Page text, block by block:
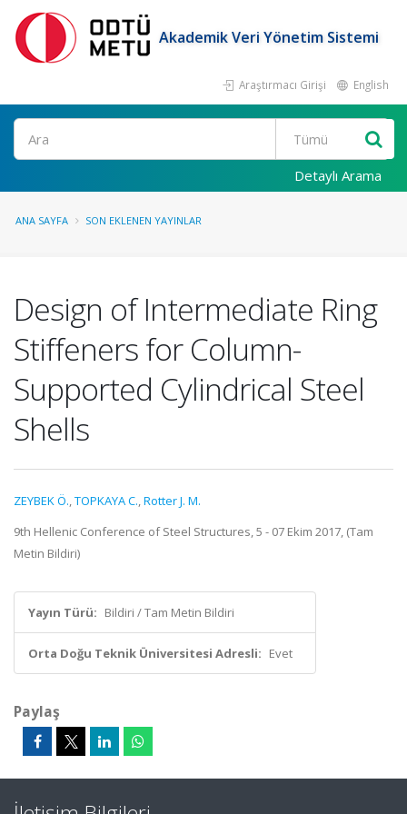
Akademik Veri Yönetim Sistemi
Araştırmacı Girişi English
Ara
Detaylı Arama
ANA SAYFA SON EKLENEN YAYINLAR
Design of Intermediate Ring
Stiffeners for Column-
Supported Cylindrical Steel
Shells
ZEYBEK Ö.,TOPKAYA C.,Rotter J. M.
9th Hellenic Conference of Steel Structures, 5 - 07 Ekim 2017, (Tam
Metin Bildiri)
Yayın Türü: Bildiri / Tam Metin Bildiri
Orta Doğu Teknik Üniversitesi Adresli: Evet
Paylaş